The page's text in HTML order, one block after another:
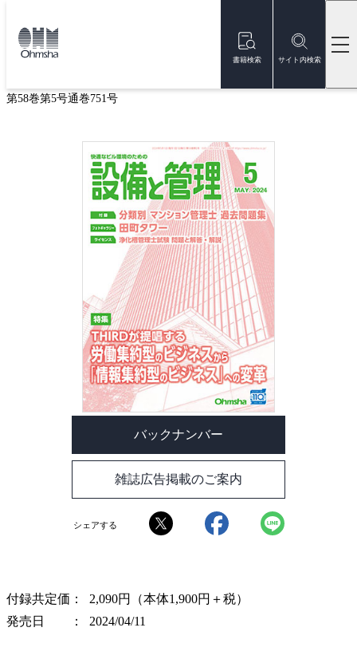
書籍検索 サイト内検索
トップ
第58巻第5号通巻751号
バックナンバー
雑誌広告掲載のご案内
シェアする
付録共定価
2,090円（本体1,900円＋税）
発売日
2024/04/11